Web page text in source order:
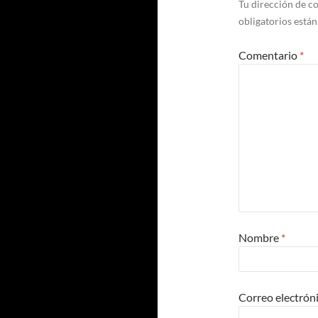
Tu dirección de
obligatorios
Comentario *
Nombre *
Correo